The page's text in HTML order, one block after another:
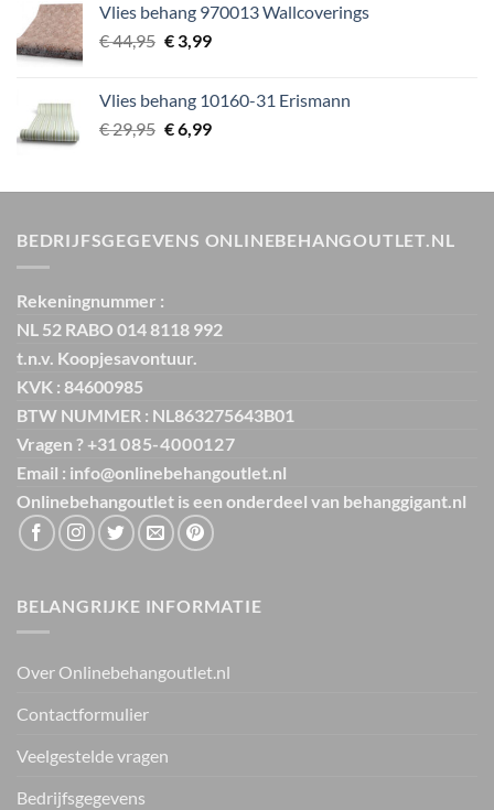
€ 29,95.€ 5,99.
Vlies behang 970013 Wallcoverings
€44,95 Oorspronkelijke
€ 44,95.
€3,99Huidige
€ 3,99.
Vlies behang 10160-31 Erismann
€29,95 Oorspronkelijke
€ 29,95.
€6,99Huidige
€ 6,99.
BEDRIJFSGEGEVENS ONLINEBEHANGOUTLET.NL
Rekeningnummer :
NL 52 RABO 014 8118 992
t.n.v. Koopjesavontuur.
KVK : 84600985
BTW NUMMER : NL863275643B01
Vragen ? +31 085-4000127
Email : info@onlinebehangoutlet.nl
Onlinebehangoutlet is een onderdeel van behanggigant.nl
BELANGRIJKE INFORMATIE
Over Onlinebehangoutlet.nl
Contactformulier
Veelgestelde vragen
Bedrijfsgegevens